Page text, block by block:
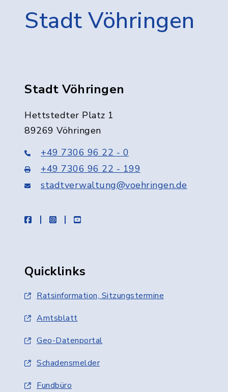
Stadt Vöhringen
Stadt Vöhringen
Hettstedter Platz 1
89269 Vöhringen
+49 7306 96 22 - 0
+49 7306 96 22 - 199
stadtverwaltung@voehringen.de
facebookinstagramyoutube
Quicklinks
Ratsinformation, Sitzungstermine
Amtsblatt
Geo-Datenportal
Schadensmelder
Fundbüro